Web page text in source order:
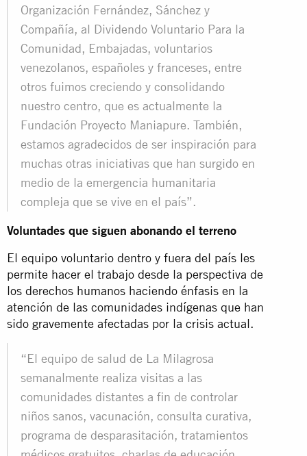
Organización Fernández, Sánchez y
Compañía, al Dividendo Voluntario Para la
Comunidad, Embajadas, voluntarios
venezolanos, españoles y franceses, entre
otros fuimos creciendo y consolidando
nuestro centro, que es actualmente la
Fundación Proyecto Maniapure. También,
estamos agradecidos de ser inspiración para
muchas otras iniciativas que han surgido en
medio de la emergencia humanitaria
compleja que se vive en el país”.
Voluntades que siguen abonando el terreno
El equipo voluntario dentro y fuera del país les
permite hacer el trabajo desde la perspectiva de
los derechos humanos haciendo énfasis en la
atención de las comunidades indígenas que han
sido gravemente afectadas por la crisis actual.
“El equipo de salud de La Milagrosa
semanalmente realiza visitas a las
comunidades distantes a fin de controlar
niños sanos, vacunación, consulta curativa,
programa de desparasitación, tratamientos